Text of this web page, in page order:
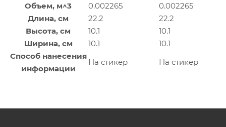
Объем, м^3
0.002265
0.002265
Длина, см
22.2
22.2
Высота, см
10.1
10.1
Ширина, см
10.1
10.1
Способ нанесения
информации
На стикер На стикер